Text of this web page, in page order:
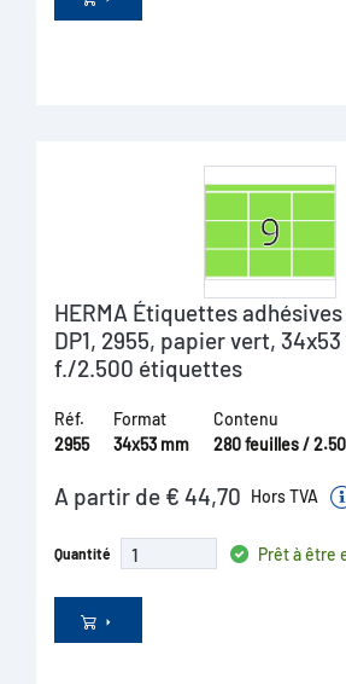
HERMA Étiquettes
DP1, 2955, papier vert,
f./2.500 étiquettes
Réf.
2955
Format
34x53 mm
Contenu
280 feuilles /
A partir de € 44,70 Hors TVA
Quantité Prêt à être